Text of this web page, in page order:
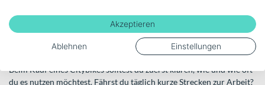
So findest du das passende
Citybike
Beim Kauf eines Citybikes solltest du zuerst klären, wie und wie oft
du es nutzen möchtest. Fährst du täglich kurze Strecken zur Arbeit?
Akzeptieren
Ablehnen Einstellungen